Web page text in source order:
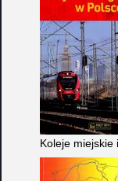
Koleje miejskie